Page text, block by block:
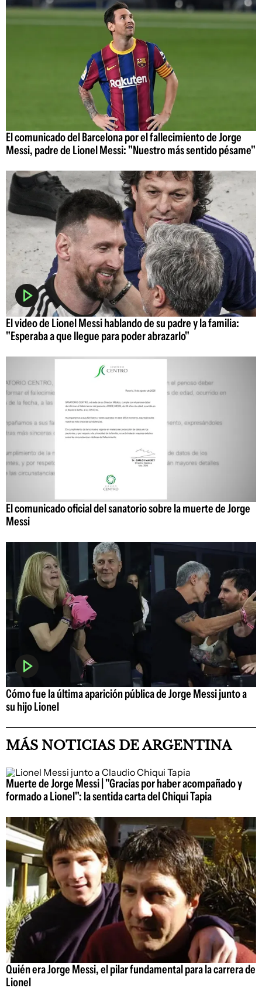
El comunicado del Barcelona por el fallecimiento de Jorge
Messi, padre de Lionel Messi: "Nuestro más sentido pésame"
El video de Lionel Messi hablando de su padre y la familia:
"Esperaba a que llegue para poder abrazarlo"
El comunicado oficial del sanatorio sobre la muerte de Jorge
Messi
Cómo fue la última aparición pública de Jorge Messi junto a
su hijo Lionel
MÁS NOTICIAS DE ARGENTINA
Muerte de Jorge Messi | "Gracias por haber acompañado y
formado a Lionel": la sentida carta del Chiqui Tapia
Quién era Jorge Messi, el pilar fundamental para la carrera de
Lionel